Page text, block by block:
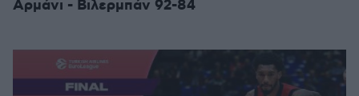
Αρμάνι - Βιλερμπάν 92-84